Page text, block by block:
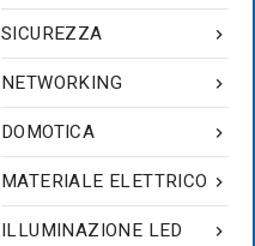

SICUREZZA

NETWORKING

DOMOTICA

MATERIALE ELETTRICO

ILLUMINAZIONE LED